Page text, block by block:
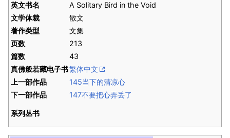
英文书名
A Solitary Bird in the Void
文学体裁
散文
著作类型
文集
页数
213
篇数
43
真佛般若藏电子书繁体中文
上一部作品
145当下的清凉心
下一部作品
147不要把心弄丢了
系列丛书